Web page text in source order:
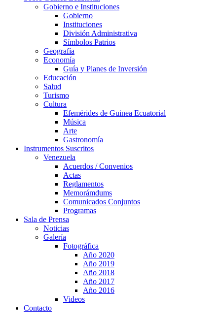
Gobierno e Instituciones
Gobierno
Instituciones
División Administrativa
Símbolos Patrios
Geografía
Economía
Guía y Planes de Inversión
Educación
Salud
Turismo
Cultura
Efemérides de Guinea Ecuatorial
Música
Arte
Gastronomía
Instrumentos Suscritos
Venezuela
Acuerdos / Convenios
Actas
Reglamentos
Memorámdums
Comunicados Conjuntos
Programas
Sala de Prensa
Noticias
Galería
Fotográfica
Año 2020
Año 2019
Año 2018
Año 2017
Año 2016
Videos
Contacto